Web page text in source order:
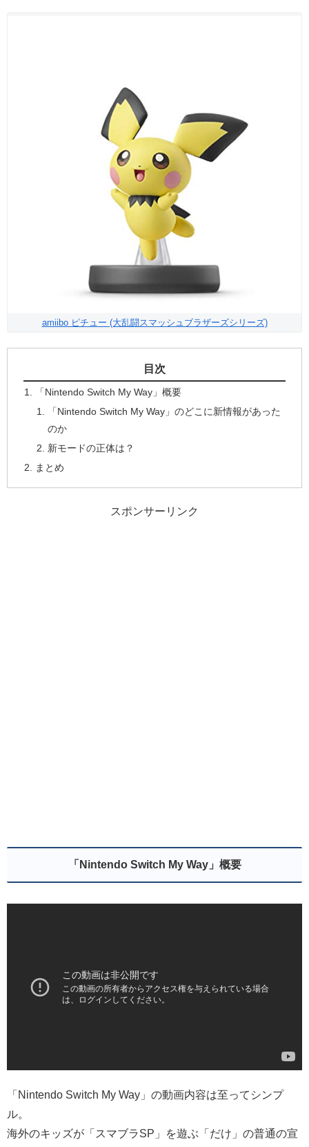
amiibo ピチュー (大乱闘スマッシュブラザーズシリーズ)
目次
「Nintendo Switch My Way」概要
「Nintendo Switch My Way」のどこに新情報があった
のか
新モードの正体は？
まとめ
スポンサーリンク
「Nintendo Switch My Way」概要
「Nintendo Switch My Way」の動画内容は至ってシンプ
ル。
海外のキッズが「スマブラSP」を遊ぶ「だけ」の普通の宣